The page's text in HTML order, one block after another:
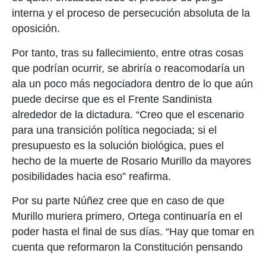
interna y el proceso de persecución absoluta de la
oposición.
Por tanto, tras su fallecimiento, entre otras cosas
que podrían ocurrir, se abriría o reacomodaría un
ala un poco más negociadora dentro de lo que aún
puede decirse que es el Frente Sandinista
alrededor de la dictadura. “Creo que el escenario
para una transición política negociada; si el
presupuesto es la solución biológica, pues el
hecho de la muerte de Rosario Murillo da mayores
posibilidades hacia eso” reafirma.
Por su parte Núñez cree que en caso de que
Murillo muriera primero, Ortega continuaría en el
poder hasta el final de sus días. “Hay que tomar en
cuenta que reformaron la Constitución pensando